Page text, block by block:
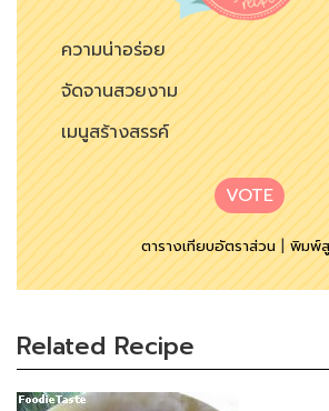
ความน่าอร่อย
จัดจานสวยงาม
เมนูสร้างสรรค์
VOTE
ตารางเทียบอัตราส่วน|พิมพ์
Related Recipe